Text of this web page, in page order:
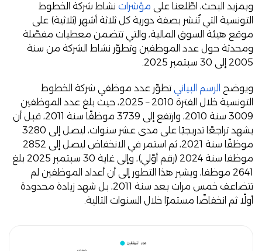
وبمزيد البحث، اطّلعنا على مؤشرات نشاط شركة الخطوط
التونسية التي تُنشر بصفة دورية كل ثلاثة أشهر (ثلاثية) على
موقع هيئة السوق المالية، والتي تتضمن معطيات مفصّلة
ومحدثة حول عدد الموظفين وتطوّر نشاط الشركة من سنة
2005 إلى 30 سبتمبر 2025.
ويوضح الرسم البياني تطوّر عدد موظفي شركة الخطوط
التونسية خلال الفترة 2010 – 2025، حيث بلغ عدد الموظفين
3009 سنة 2010، وارتفع إلى 3739 موظفًا سنة 2011، قبل أن
يشهد تراجعًا تدريجيًا على مدى عشر سنوات، ليصل إلى 3280
موظفًا سنة 2021، ثم استمر في الانخفاض ليصل إلى 2852
موظفا سنة 2024 (رقم أوّلي)، وإلى غاية 30 سبتمبر 2025 بلغ
2641 موظفا، ويشير هذا التطور إلى أن أعداد الموظفين لم
تتضاعف خمس مرات بعد سنة 2011، بل شهد زيادة محدودة
أولًا ثم انخفاضًا مستمرًا خلال السنوات التالية.